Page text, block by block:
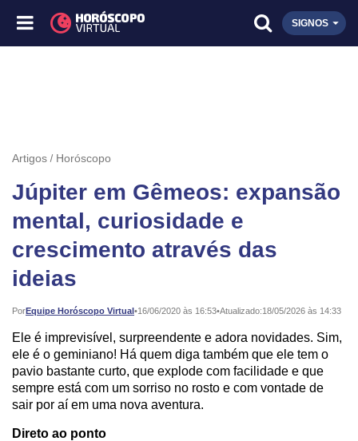
SIGNOS
Artigos Horóscopo
Júpiter em Gêmeos: expansão
mental, curiosidade e
crescimento através das
ideias
PorEquipe Horóscopo Virtual•
Publicado: 16/06/2020 às 16:53•Atualizado:18/05/2026 às 14:33
Ele é imprevisível, surpreendente e adora novidades. Sim,
ele é o geminiano! Há quem diga também que ele tem o
pavio bastante curto, que explode com facilidade e que
sempre está com um sorriso no rosto e com vontade de
sair por aí em uma nova aventura.
Direto ao ponto